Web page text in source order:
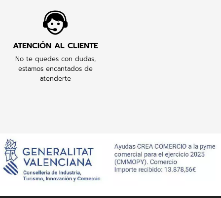
ATENCIÓN AL CLIENTE
No te quedes con dudas,
estamos encantados de
atenderte